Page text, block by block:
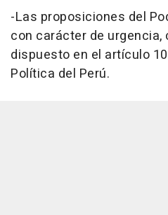
-Las proposiciones del
con carácter de urgencia,
dispuesto en el artículo
Política del Perú.